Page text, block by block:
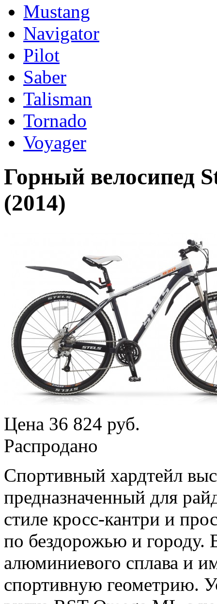
Mustang
Navigator
Pilot
Saber
Talisman
Tornado
Voyager
Горный велосипед
(2014)
Цена 36 824 руб.
Распродано
Спортивный хардтейл
предназначенный для
стиле кросс-кантри и
по бездорожью и городу.
алюминиевого сплава и
спортивную геометрию.